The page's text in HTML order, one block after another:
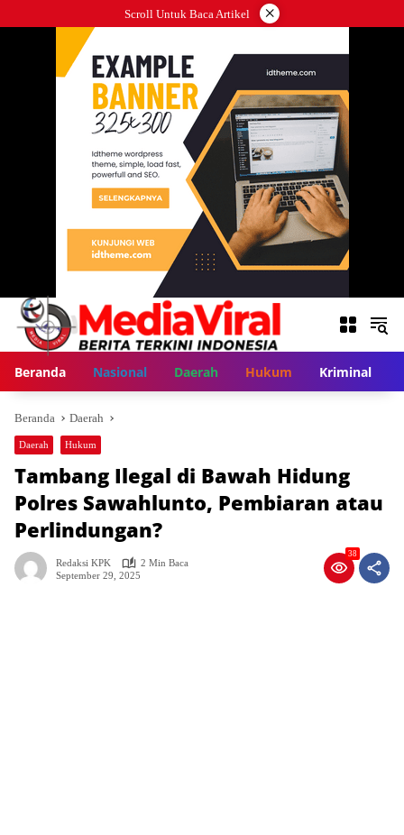
ke
Scroll Untuk Baca Artikel ×
Beranda Nasional Daerah Hukum Kriminal
Beranda Daerah
Daerah Hukum
Tambang Ilegal di Bawah Hidung
Polres Sawahlunto, Pembiaran atau
Perlindungan?
Redaksi KPK
2 Min Baca
September 29, 2025
38